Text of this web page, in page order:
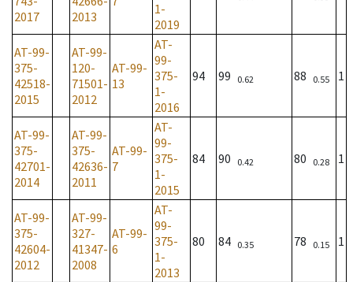
2017
2013
1-
2019
AT-99-
375-
42518-
2015
AT-99-
120-
71501-
2012
AT-99-
13
AT-
99-
375-
1-
2016
94 99 0.62 88 0.55 1
AT-99-
375-
42701-
2014
AT-99-
375-
42636-
2011
AT-99-
7
AT-
99-
375-
1-
2015
84 90 0.42 80 0.28 1
AT-99-
375-
42604-
2012
AT-99-
327-
41347-
2008
AT-99-
6
AT-
99-
375-
1-
2013
80 84 0.35 78 0.15 1